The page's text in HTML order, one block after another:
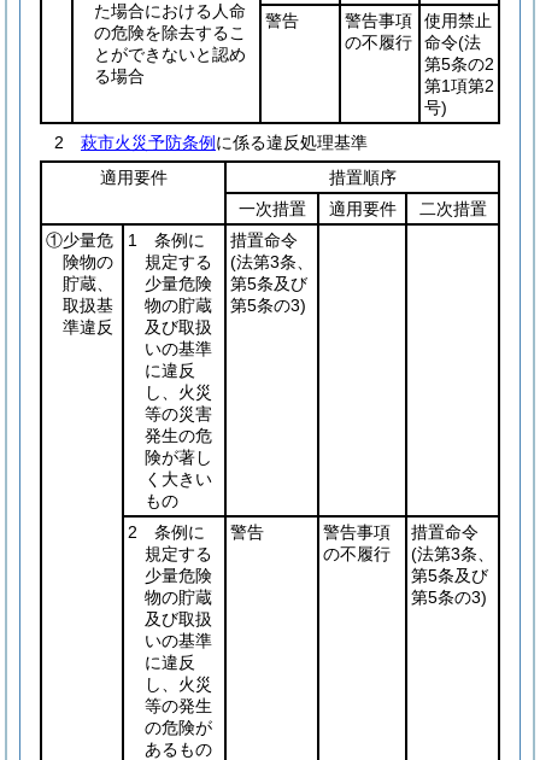
た場合における人命
の危険を除去するこ
とができないと認め
る場合
警告
警告事項
の不履行
使用禁止
命令(法
第5条の2
第1項第2
号)
2 萩市火災予防条例 に係る違反処理基準
適用要件
措置順序
一次措置
適用要件
二次措置
①少量危
険物の
貯蔵、
取扱基
準違反
1 条例に
規定する
少量危険
物の貯蔵
及び取扱
いの基準
に違反
し、火災
等の災害
発生の危
険が著し
く大きい
もの
措置命令
(法第3条、
第5条及び
第5条の3)
2 条例に
規定する
少量危険
物の貯蔵
及び取扱
いの基準
に違反
し、火災
等の発生
の危険が
あるもの
警告
警告事項
の不履行
措置命令
(法第3条、
第5条及び
第5条の3)